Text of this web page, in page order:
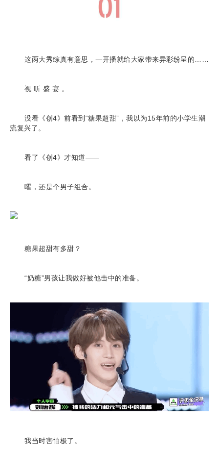
这两大秀综真有意思，一开播就给大家带来异彩纷呈的……
视 听 盛 宴 。
没看《创4》前看到“糖果超甜”，我以为15年前的小学生潮
流复兴了。
看了《创4》才知道——
嚯，还是个男子组合。
糖果超甜有多甜？
“奶糖”男孩让我做好被他击中的准备。
我当时害怕极了。